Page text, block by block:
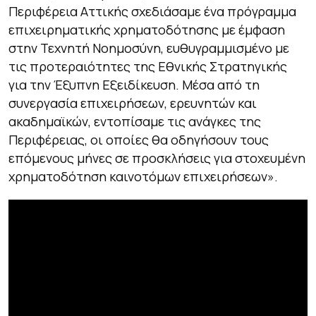
Περιφέρεια Αττικής σχεδιάσαμε ένα πρόγραμμα
επιχειρηματικής χρηματοδότησης με έμφαση
στην Τεχνητή Νοημοσύνη, ευθυγραμμισμένο με
τις προτεραιότητες της Εθνικής Στρατηγικής
για την Έξυπνη Εξειδίκευση. Μέσα από τη
συνεργασία επιχειρήσεων, ερευνητών και
ακαδημαϊκών, εντοπίσαμε τις ανάγκες της
Περιφέρειας, οι οποίες θα οδηγήσουν τους
επόμενους μήνες σε προσκλήσεις για στοχευμένη
χρηματοδότηση καινοτόμων επιχειρήσεων».